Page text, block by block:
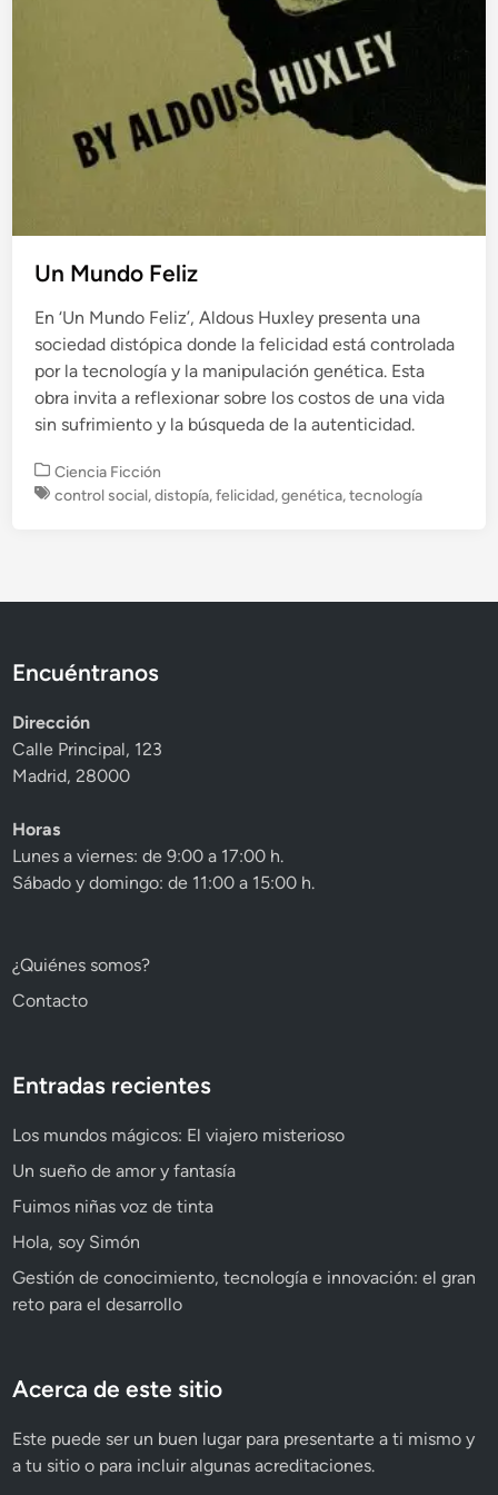
Un Mundo Feliz
En ‘Un Mundo Feliz’, Aldous Huxley presenta una
sociedad distópica donde la felicidad está controlada
por la tecnología y la manipulación genética. Esta
obra invita a reflexionar sobre los costos de una vida
sin sufrimiento y la búsqueda de la autenticidad.
P
u
e
Ciencia Ficción
control social,distopía,felicidad,genética,tecnología
Encuéntranos
Dirección
Calle Principal, 123
Madrid, 28000
Horas
Lunes a viernes: de 9:00 a 17:00 h.
Sábado y domingo: de 11:00 a 15:00 h.
¿Quiénes somos?
Contacto
Entradas recientes
Los mundos mágicos: El viajero misterioso
Un sueño de amor y fantasía
Fuimos niñas voz de tinta
Hola, soy Simón
Gestión de conocimiento, tecnología e innovación: el gran
reto para el desarrollo
Acerca de este sitio
Este puede ser un buen lugar para presentarte a ti mismo y
a tu sitio o para incluir algunas acreditaciones.